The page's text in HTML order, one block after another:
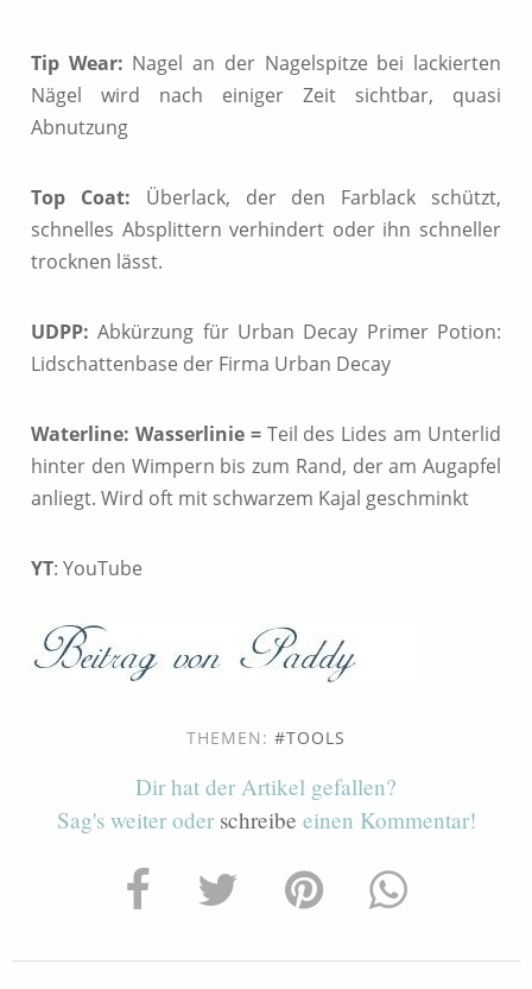
Tip Wear: Nagel an der Nagelspitze bei lackierten
Nägel wird nach einiger Zeit sichtbar, quasi
Abnutzung
Top Coat: Überlack, der den Farblack schützt,
schnelles Absplittern verhindert oder ihn schneller
trocknen lässt.
UDPP:Abkürzung für Urban Decay Primer Potion:
Lidschattenbase der Firma Urban Decay
Waterline: Wasserlinie = Teil des Lides am Unterlid
hinter den Wimpern bis zum Rand, der am Augapfel
anliegt. Wird oft mit schwarzem Kajal geschminkt
YT: YouTube
THEMEN: TOOLS
Dir hat der Artikel gefallen?
Sag's weiter oder schreibe einen Kommentar!